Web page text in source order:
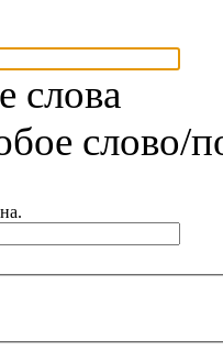
слова
слово/